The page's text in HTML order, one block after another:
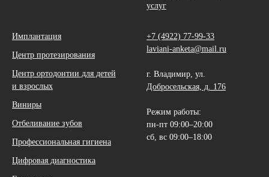
услуг
Имплантация
Центр протезирования
Центр ортодонтии для детей
и взрослых
Виниры
Отбеливание зубов
Профессиональная гигиена
Цифровая диагностика
+7 (4922) 77-99-33
laviani-anketa@mail.ru
г. Владимир, ул.
Добросельская, д. 176
Режим работы:
пн-пт 09:00–20:00
сб, вс 09:00–18:00